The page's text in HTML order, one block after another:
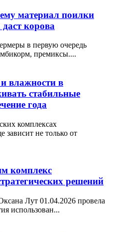
материал поилки
корова
в первую очередь
премиксы....
влажности в
стабильные
года
комплексах
зависит не только от
комплекс
решений
Лут 01.04.2026 провела
использован...